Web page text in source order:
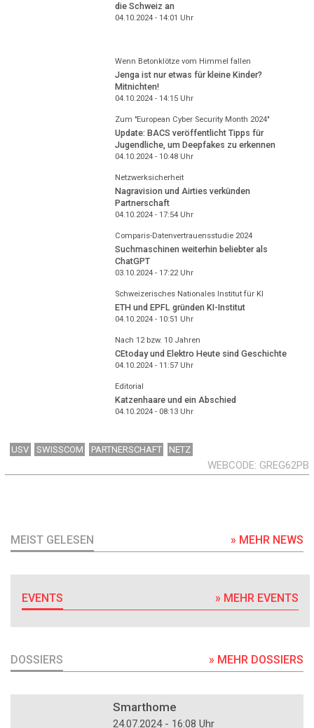
die Schweiz an
04.10.2024 - 14:01 Uhr
Wenn Betonklötze vom Himmel fallen
Jenga ist nur etwas für kleine Kinder?
Mitnichten!
04.10.2024 - 14:15Uhr
Zum "European Cyber Security Month 2024"
Update: BACS veröffentlicht Tipps für
Jugendliche, um Deepfakes zu erkennen
04.10.2024 - 10:48Uhr
Netzwerksicherheit
Nagravision und Airties verkünden
Partnerschaft
04.10.2024 - 17:54Uhr
Comparis-Datenvertrauensstudie 2024
Suchmaschinen weiterhin beliebter als
ChatGPT
03.10.2024 - 17:22Uhr
Schweizerisches Nationales Institut für KI
ETH und EPFL gründen KI-Institut
04.10.2024 - 10:51 Uhr
Nach 12 bzw. 10 Jahren
CEtoday und Elektro Heute sind Geschichte
04.10.2024 - 11:57Uhr
Editorial
Katzenhaare und ein Abschied
04.10.2024 - 08:13Uhr
USV SWISSCOM PARTNERSCHAFT NETZ
WEBCODE GREG62PB
MEIST GELESEN » MEHR NEWS
EVENTS » MEHR EVENTS
DOSSIERS » MEHR DOSSIERS
Smarthome
24.07.2024 - 16:08 Uhr